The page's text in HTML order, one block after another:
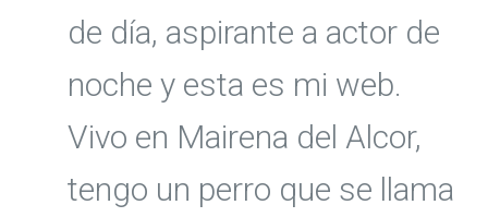
de día, aspirante a actor de
noche y esta es mi web.
Vivo en Mairena del Alcor,
tengo un perro que se llama